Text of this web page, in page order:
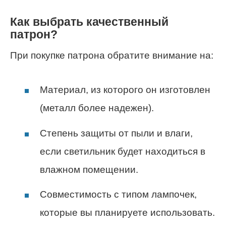
Как выбрать качественный
патрон?
При покупке патрона обратите внимание на:
Материал, из которого он изготовлен
(металл более надежен).
Степень защиты от пыли и влаги,
если светильник будет находиться в
влажном помещении.
Совместимость с типом лампочек,
которые вы планируете использовать.